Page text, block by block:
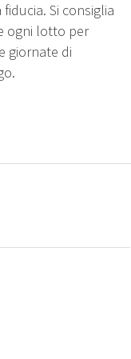
Si consiglia
ogni lotto per
giornate di